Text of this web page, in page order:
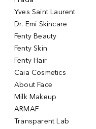
Yves Saint Laurent
Dr. Emi Skincare
Fenty Beauty
Fenty Skin
Fenty Hair
Caia Cosmetics
About Face
Milk Makeup
ARMAF
Transparent Lab